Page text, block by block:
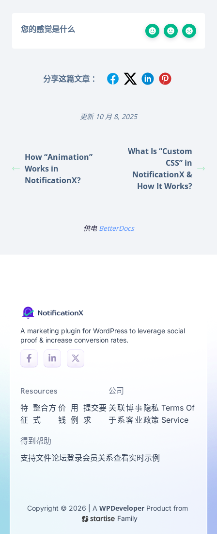
您的感觉是什么
分享这篇文章 ：
更新 10 月 8, 2025
How “Animation”
Works in
NotificationX?
What Is “Custom
CSS” in
NotificationX &
How It Works?
供电 BetterDocs
A marketing plugin for WordPress to leverage social
proof & increase conversion rates.
Resources
特
征
整合方
式
价
钱
用
例
提交要
求
公司
关
于
联
系
博
客
事
业
隐私
政策
Terms Of
Service
得到帮助
支持文件论坛登录会员关系查看实时示例
Copyright © 2026 | A WPDeveloper Product from
Family